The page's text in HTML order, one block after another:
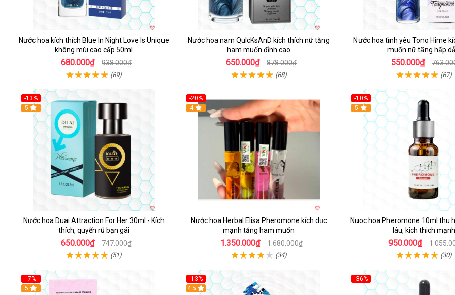
Nước hoa kích thích Blue In Night Love Is Unique
không mùi cao cấp 50ml
680.000₫ 938.000₫
(69)
Nước hoa nam QuIcKsAnD kích thích nữ tăng
ham muốn đỉnh cao
650.000₫ 878.000₫
(68)
Nước hoa tình yêu Tono Hime
muốn nữ tăng hấp
550.000₫
(67)
-13%
Hot
5
Nước hoa Duai Attraction For Her 30ml - Kích
thích, quyến rũ bạn gái
650.000₫ 747.000₫
(51)
-20%
4
Nước hoa Herbal Elisa Pheromone kích dục
mạnh tăng ham muốn
1.350.000₫ 1.680.000₫
(34)
-10%
5
Nuoc hoa Pheromone 10ml thu
lâu, kich thich mạnh
950.000₫
(30)
-7%
5
-13%
Hot
4.5
-36%